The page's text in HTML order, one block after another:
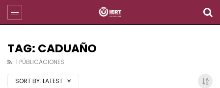
TAG: CADUAÑO
1 PÚBLICACIONES
SORT BY: LATEST